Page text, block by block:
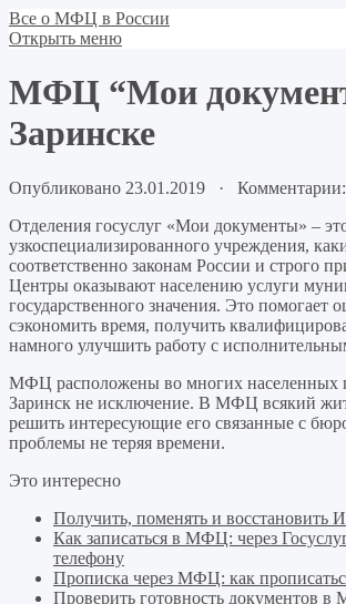
Все о МФЦ в России
Открыть меню
МФЦ “Мои
Заринске
Опубликовано 23.01.2019 · Комментарии:
Отделения госуслуг «Мои документы» –
узкоспециализированного учреждения,
соответственно законам России и строго
Центры оказывают населению услуги
государственного значения. Это помогает
сэкономить время, получить
намного улучшить работу с
МФЦ расположены во многих населенных
Заринск не исключение. В МФЦ всякий
решить интересующие его связанные с
проблемы не теряя времени.
Это интересно
Получить, поменять и
Как записаться в МФЦ: через
телефону
Прописка через МФЦ: как
Проверить готовность документов